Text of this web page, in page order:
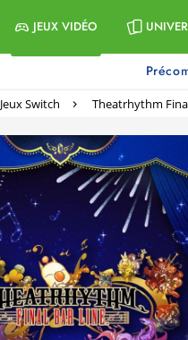
JEUX VIDÉO
Jeux Switch Theatrhythm